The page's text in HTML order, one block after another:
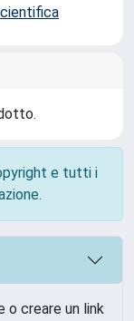
e tutti i
creare un link